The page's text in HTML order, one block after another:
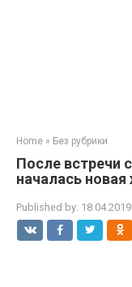
Home » Без рубрики
После встречи
началась новая
Published by: 18.04.2019